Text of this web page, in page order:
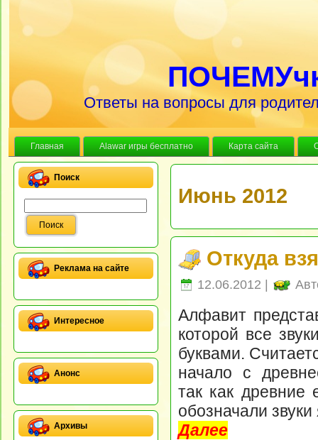
Ответы на вопросы для
Главная Alawar игры бесплатно Карта сайта
Поиск
Реклама на сайте
Интересное
Анонс
Архивы
Июнь 2012
Откуда
12.06.2012 |
Алфавит
которой все
буквами.
начало с
так как древние
обозначали
Далее